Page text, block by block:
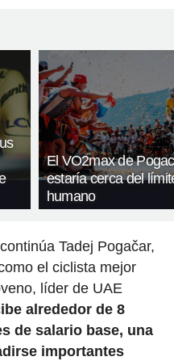
El VO2max de
estaría cerca del
humano
Tadej Pogačar,
el ciclista mejor
líder de UAE
alrededor de 8
de salario base, una
importantes